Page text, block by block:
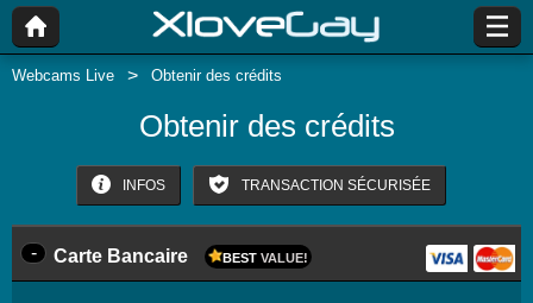
Webcams Live Obtenir des crédits
Obtenir des crédits
INFOS TRANSACTION SÉCURISÉE
- Carte Bancaire BEST VALUE!